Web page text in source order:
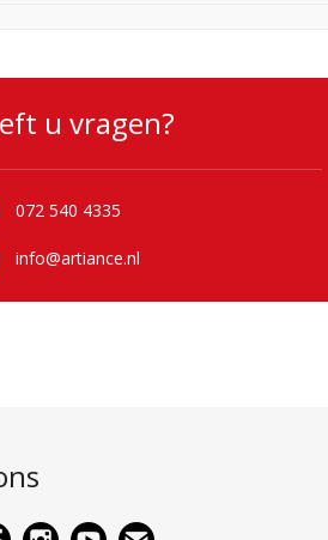
u vragen?
072 540 4335
info@artiance.nl